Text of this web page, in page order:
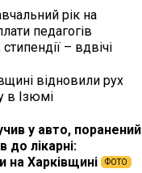
рік на
педагогів
– вдвічі
відновили рух
в Ізюмі
у авто, поранений
до лікарні:
на Харківщині
ФОТО